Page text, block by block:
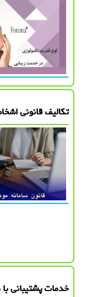
تکالیف قانونی
خدمات پشتیبانی